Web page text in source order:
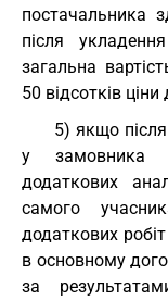
постачальника
після
загальна
50 відсотків
5) якщо
у замовника
додаткових
самого
додаткових
в основному
за